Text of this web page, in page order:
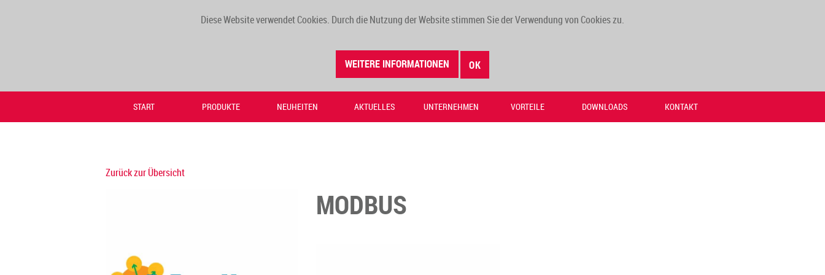
Diese Website verwendet Cookies. Durch die Nutzung der Website stimmen Sie der Verwendung von Cookies zu.
WEITERE INFORMATIONEN OK
START PRODUKTE NEUHEITEN AKTUELLES UNTERNEHMEN VORTEILE DOWNLOADS KONTAKT
Zurück zur Übersicht
MODBUS